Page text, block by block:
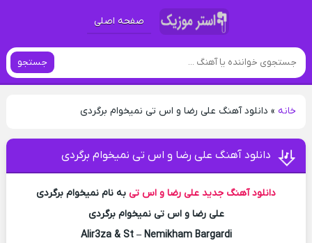
صفحه اصلی
جستجو
خانه» دانلود آهنگ علی رضا و اس تی نمیخوام برگردی
دانلود آهنگ علی رضا و اس تی نمیخوام برگردی
دانلود آهنگ جدید علی رضا و اس تی به نام نمیخوام برگردی
علی رضا و اس تی نمیخوام برگردی
Alir3za & St – Nemikham Bargardi